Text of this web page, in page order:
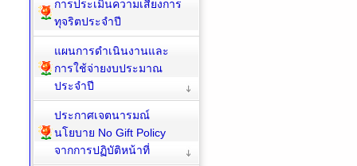
การประเมินความเสี่ยงการ
ทุจริตประจำปี
แผนการดำเนินงานและ
การใช้จ่ายงบประมาณ
ประจำปี
ประกาศเจตนารมณ์
นโยบาย No Gift Policy
จากการปฏิบัติหน้าที่